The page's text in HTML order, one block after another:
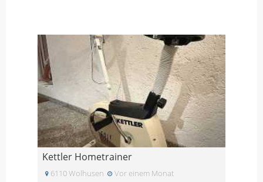
Kettler Hometrainer
6110 Wolhusen Vor einem Monat